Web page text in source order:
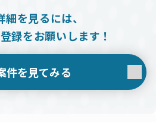
を見るには、
録をお願いします！
件を見てみる